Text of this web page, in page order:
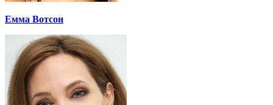
Емма Вотсон